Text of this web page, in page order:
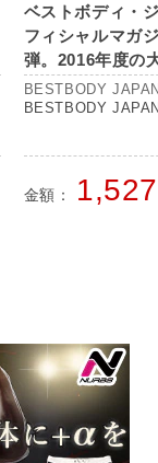
ベストボディ・
フィシャルマガ
弾。2016年度の
を予選から日本
て掲載！
BESTBODY JAPAN
BESTBODY
金額： 1,527